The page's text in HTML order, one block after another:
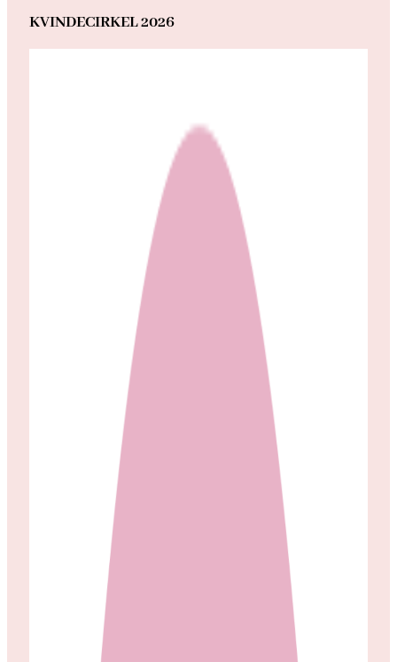
KVINDECIRKEL 2026